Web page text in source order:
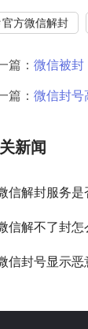
官方微信解封
篇： 微信被封
篇： 微信封号
新闻
信解封服务是
信解不了封怎
信封号显示